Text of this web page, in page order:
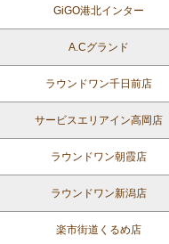
GiGO港北インター
A.Cグランド
ラウンドワン千日前店
サービスエリアイン高岡店
ラウンドワン朝霞店
ラウンドワン新潟店
楽市街道くるめ店